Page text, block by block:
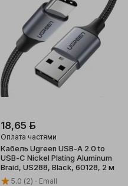
18,65 ƃ
Оплата частями
Кабель Ugreen USB-A 2.0 to
USB-C Nickel Plating Aluminum
Braid, US288, Black, 60128, 2 м
5.0 (2)
Emall